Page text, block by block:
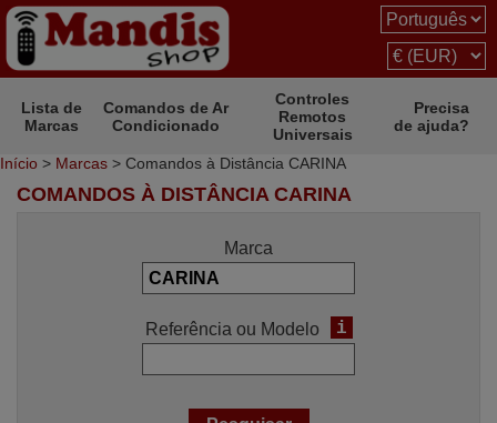
Lista de
Marcas
Comandos de Ar
Condicionado
Controles
Remotos
Universais
Precisa
de ajuda?
Início > Marcas > Comandos à Distância CARINA
COMANDOS À DISTÂNCIA CARINA
Marca
Referência ou Modelo i